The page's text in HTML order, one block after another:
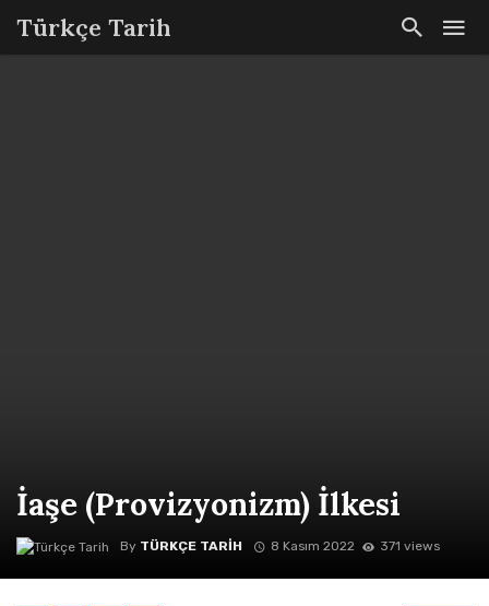
Türkçe Tarih
İaşe (Provizyonizm) İlkesi
By TÜRKÇE TARIH 8 Kasım 2022 371 views